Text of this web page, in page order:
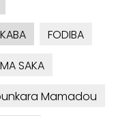
KABA
FODIBA
SAKA
Mamadou